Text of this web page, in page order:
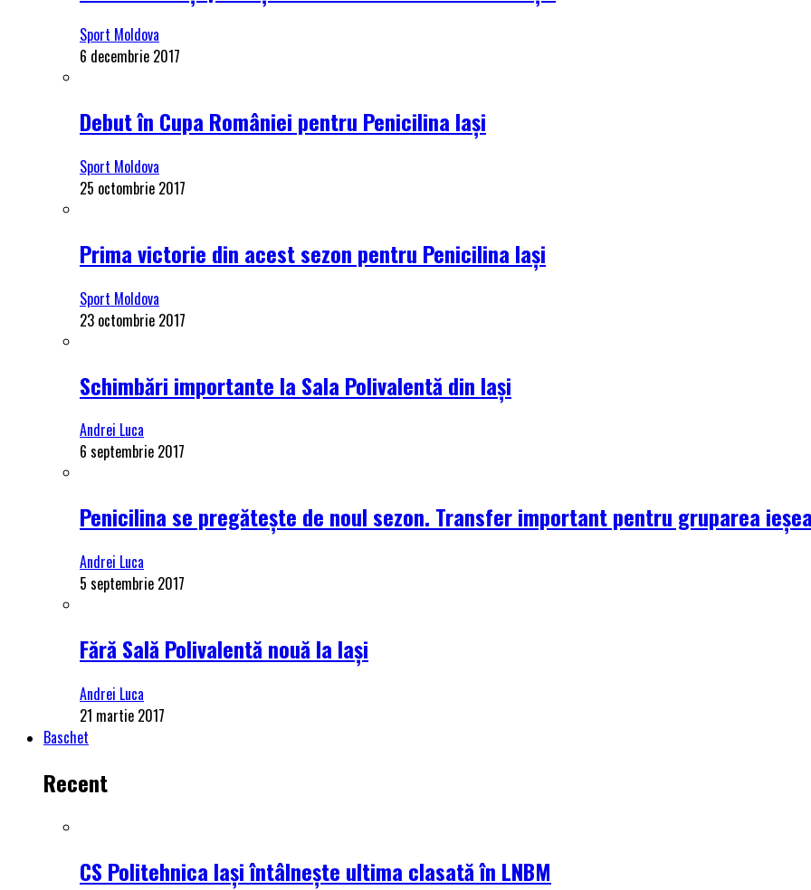
Sport Moldova
6 decembrie 2017
Debut în Cupa României pentru Penicilina Iași
Sport Moldova
25 octombrie 2017
Prima victorie din acest sezon pentru Penicilina Iași
Sport Moldova
23 octombrie 2017
Schimbări importante la Sala Polivalentă din Iași
Andrei Luca
6 septembrie 2017
Penicilina se pregătește de noul sezon. Transfer important pentru gruparea
Andrei Luca
5 septembrie 2017
Fără Sală Polivalentă nouă la Iași
Andrei Luca
21 martie 2017
Baschet
Recent
CS Politehnica Iași întâlnește ultima clasată în LNBM